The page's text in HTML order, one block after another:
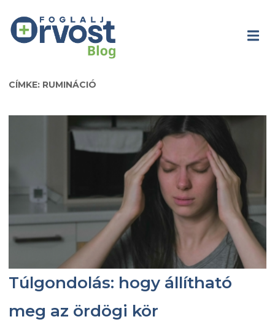
CÍMKE: RUMINÁCIÓ
Túlgondolás: hogy állítható
meg az ördögi kör